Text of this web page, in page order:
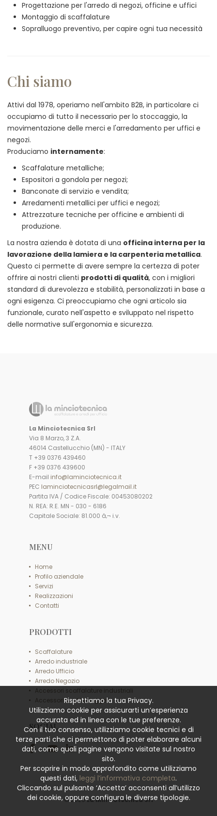
Progettazione per l'arredo di negozi, officine e uffici
Montaggio di scaffalature
Sopralluogo preventivo, per capire ogni tua necessità
Chi siamo
Attivi dal 1978, operiamo nell'ambito B2B, in particolare ci
occupiamo di tutto il necessario per lo stoccaggio, la
movimentazione delle merci e l'arredamento per uffici e
negozi.
Produciamo internamente:
Scaffalature metalliche;
Espositori a gondola per negozi;
Banconate di servizio e vendita;
Arredamenti metallici per uffici e negozi;
Attrezzature tecniche per officine e ambienti di
produzione.
La nostra azienda è dotata di una officina interna per la
lavorazione della lamiera e la carpenteria metallica.
Questo ci permette di avere sempre la certezza di poter
offrire ai nostri clienti prodotti di qualità, con i migliori
standard di durevolezza e stabilità, personalizzati in base a
ogni esigenza. Ci preoccupiamo che ogni articolo sia
funzionale, curato nell'aspetto e sviluppato nel rispetto
delle normative sull'ergonomia e sicurezza.
La Minciotecnica Srl
Via 8 Marzo, 3 Z.A.
46014 Castellucchio (MN) - ITALY
T +39 0376 439460
F +39 0376 439600
E-mail info@laminciotecnica.it
PEC laminciotecnicasrl@legalmail.it
Partita IVA / Codice Fiscale: 00453080202
N. REA: R.E. MN - 030 - 6186
Capitale Sociale: 81.000 â‚¬ i.v.
MENU
Home
Profilo aziendale
Servizi
Realizzazioni
Contatti
PRODOTTI
Scaffalature
Arredo industriale
Arredo Ufficio
Arredo Negozio
Accessori scaffalature industriali
Accessori scaffali leggeri
SOCIAL
© 2026La Minciotecnica Srl
Rispettiamo la tua Privacy.
Utilizziamo cookie per assicurarti un’esperienza
accurata ed in linea con le tue preferenze.
Con il tuo consenso, utilizziamo cookie tecnici e di
terze parti che ci permettono di poter elaborare alcuni
dati, come quali pagine vengono visitate sul nostro
sito.
Per scoprire in modo approfondito come utilizziamo
questi dati, leggi l’informativa completa.
Cliccando sul pulsante ‘Accetta’ acconsenti all’utilizzo
dei cookie, oppure configura le diverse tipologie.